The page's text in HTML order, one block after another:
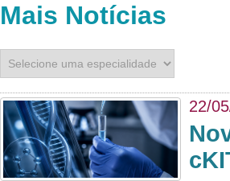
Mais Notícias
22/